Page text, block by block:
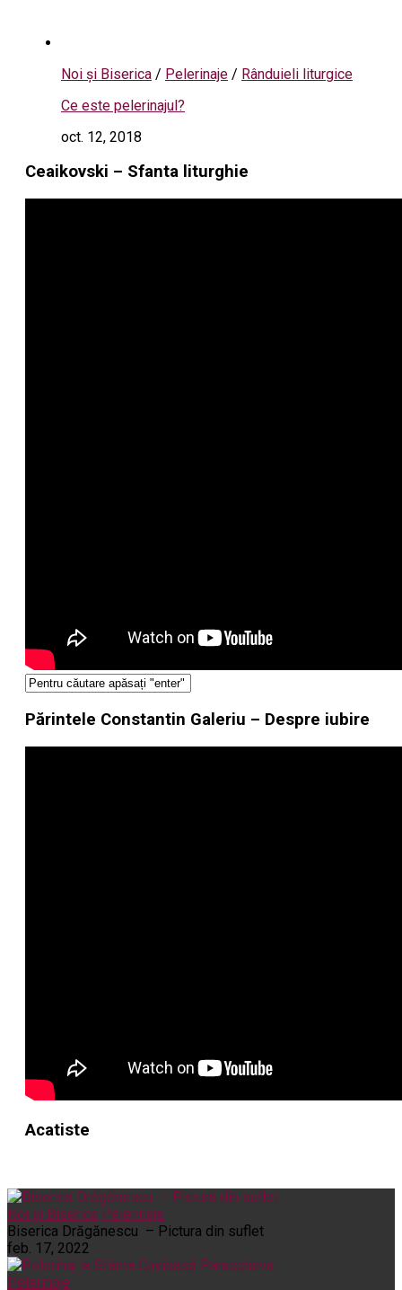
Noi și Biserica / Pelerinaje / Rânduieli liturgice
Ce este pelerinajul?
oct. 12, 2018
Ceaikovski – Sfanta liturghie
Părintele Constantin Galeriu – Despre iubire
Acatiste
Noi și Biserica Pelerinaje
Biserica Drăgănescu – Pictura din suflet
feb. 17, 2022
Pelerinaje